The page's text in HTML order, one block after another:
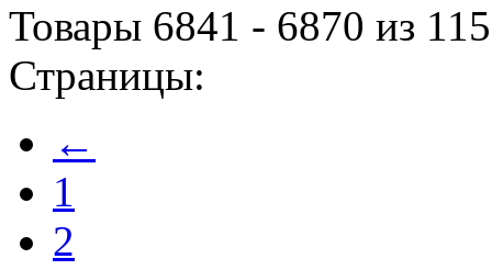
Товары 6841 - 6870 из
Страницы:
←
1
2